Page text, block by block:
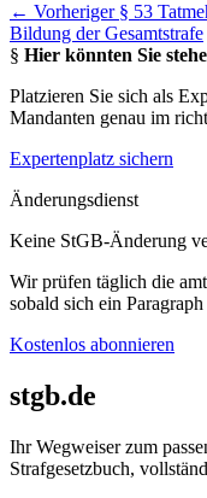
← Vorheriger § 53
Bildung der Gesamtstrafe
§ Hier könnten Sie
Platzieren Sie sich als
Mandanten genau im
Expertenplatz sichern
Änderungsdienst
Keine StGB-Änderung
Wir prüfen täglich die
sobald sich ein
Kostenlos abonnieren
stgb.de
Ihr Wegweiser zum
Strafgesetzbuch,